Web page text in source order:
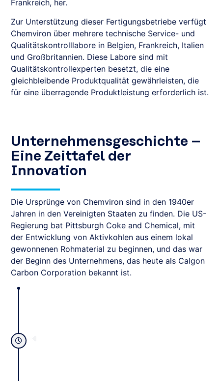
Frankreich, her.
Zur Unterstützung dieser Fertigungsbetriebe verfügt
Chemviron über mehrere technische Service- und
Qualitätskontrolllabore in Belgien, Frankreich, Italien
und Großbritannien. Diese Labore sind mit
Qualitätskontrollexperten besetzt, die eine
gleichbleibende Produktqualität gewährleisten, die
für eine überragende Produktleistung erforderlich ist.
Unternehmensgeschichte –
Eine Zeittafel der
Innovation
Die Ursprünge von Chemviron sind in den 1940er
Jahren in den Vereinigten Staaten zu finden. Die US-
Regierung bat Pittsburgh Coke and Chemical, mit
der Entwicklung von Aktivkohlen aus einem lokal
gewonnenen Rohmaterial zu beginnen, und das war
der Beginn des Unternehmens, das heute als Calgon
Carbon Corporation bekannt ist.